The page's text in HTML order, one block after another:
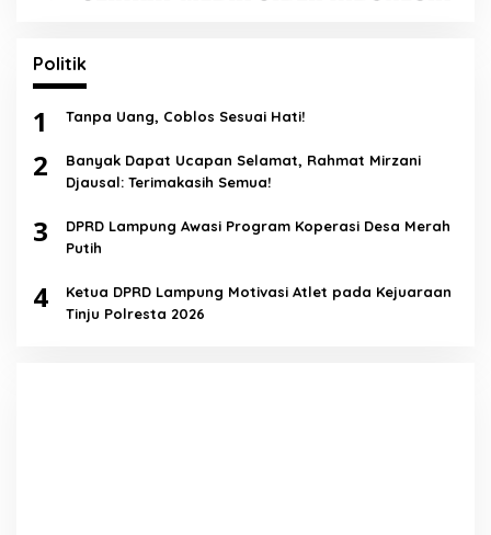
Politik
1 Tanpa Uang, Coblos Sesuai Hati!
2
Banyak Dapat Ucapan Selamat, Rahmat Mirzani
Djausal: Terimakasih Semua!
3
DPRD Lampung Awasi Program Koperasi Desa Merah
Putih
4
Ketua DPRD Lampung Motivasi Atlet pada Kejuaraan
Tinju Polresta 2026